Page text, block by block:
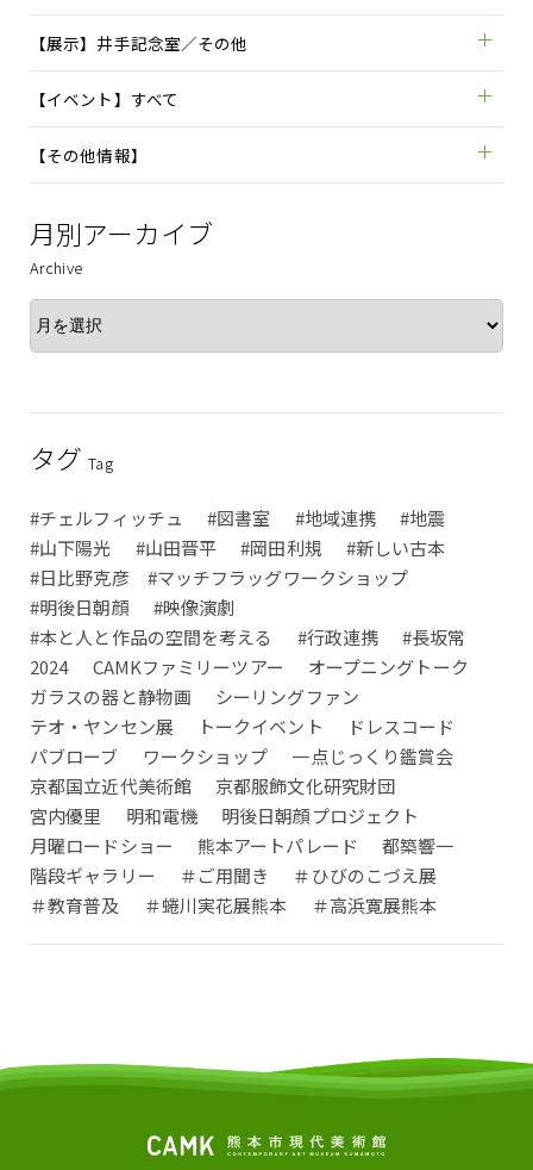
【展示】井手記念室／その他
【イベント】すべて
【その他情報】
月別アーカイブ
Archive
タグTag
#チェルフィッチュ #図書室 #地域連携
#地震
#山下陽光
#山田晋平 #岡田利規
#新しい古本
#日比野克彦 #マッチフラッグワークショップ
#明後日朝顔
#映像演劇
#本と人と作品の空間を考える
#行政連携
#長坂常
2024
CAMKファミリーツアー
オープニングトーク
ガラスの器と静物画
シーリングファン
テオ・ヤンセン展
トークイベント
ドレスコード
パブローブ
ワークショップ
一点じっくり鑑賞会
京都国立近代美術館
京都服飾文化研究財団
宮内優里
明和電機
明後日朝顔プロジェクト
月曜ロードショー
熊本アートパレード
都築響一
階段ギャラリー
＃ご用聞き
＃ひびのこづえ展
＃教育普及
＃蜷川実花展熊本 ＃高浜寛展熊本